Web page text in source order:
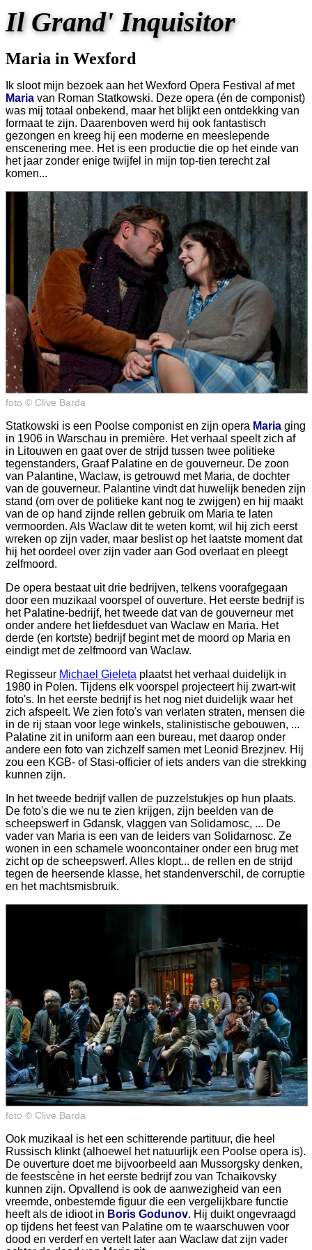
Il Grand' Inquisitor
Maria in Wexford
Ik sloot mijn bezoek aan het Wexford Opera Festival af met
Maria van Roman Statkowski. Deze opera (én de componist)
was mij totaal onbekend, maar het blijkt een ontdekking van
formaat te zijn. Daarenboven werd hij ook fantastisch
gezongen en kreeg hij een moderne en meeslepende
enscenering mee. Het is een productie die op het einde van
het jaar zonder enige twijfel in mijn top-tien terecht zal
komen...
foto © Clive Barda
Statkowski is een Poolse componist en zijn opera Maria ging
in 1906 in Warschau in première. Het verhaal speelt zich af
in Litouwen en gaat over de strijd tussen twee politieke
tegenstanders, Graaf Palatine en de gouverneur. De zoon
van Palantine, Waclaw, is getrouwd met Maria, de dochter
van de gouverneur. Palantine vindt dat huwelijk beneden zijn
stand (om over de politieke kant nog te zwijgen) en hij maakt
van de op hand zijnde rellen gebruik om Maria te laten
vermoorden. Als Waclaw dit te weten komt, wil hij zich eerst
wreken op zijn vader, maar beslist op het laatste moment dat
hij het oordeel over zijn vader aan God overlaat en pleegt
zelfmoord.
De opera bestaat uit drie bedrijven, telkens voorafgegaan
door een muzikaal voorspel of ouverture. Het eerste bedrijf is
het Palatine-bedrijf, het tweede dat van de gouverneur met
onder andere het liefdesduet van Waclaw en Maria. Het
derde (en kortste) bedrijf begint met de moord op Maria en
eindigt met de zelfmoord van Waclaw.
Regisseur Michael Gieleta plaatst het verhaal duidelijk in
1980 in Polen. Tijdens elk voorspel projecteert hij zwart-wit
foto's. In het eerste bedrijf is het nog niet duidelijk waar het
zich afspeelt. We zien foto's van verlaten straten, mensen die
in de rij staan voor lege winkels, stalinistische gebouwen, ...
Palatine zit in uniform aan een bureau, met daarop onder
andere een foto van zichzelf samen met Leonid Brezjnev. Hij
zou een KGB- of Stasi-officier of iets anders van die strekking
kunnen zijn.
In het tweede bedrijf vallen de puzzelstukjes op hun plaats.
De foto's die we nu te zien krijgen, zijn beelden van de
scheepswerf in Gdansk, vlaggen van Solidarnosc, ... De
vader van Maria is een van de leiders van Solidarnosc. Ze
wonen in een schamele wooncontainer onder een brug met
zicht op de scheepswerf. Alles klopt... de rellen en de strijd
tegen de heersende klasse, het standenverschil, de corruptie
en het machtsmisbruik.
foto © Clive Barda
Ook muzikaal is het een schitterende partituur, die heel
Russisch klinkt (alhoewel het natuurlijk een Poolse opera is).
De ouverture doet me bijvoorbeeld aan Mussorgsky denken,
de feestscène in het eerste bedrijf zou van Tchaikovsky
kunnen zijn. Opvallend is ook de aanwezigheid van een
vreemde, onbestemde figuur die een vergelijkbare functie
heeft als de idioot in Boris Godunov. Hij duikt ongevraagd
op tijdens het feest van Palatine om te waarschuwen voor
dood en verderf en vertelt later aan Waclaw dat zijn vader